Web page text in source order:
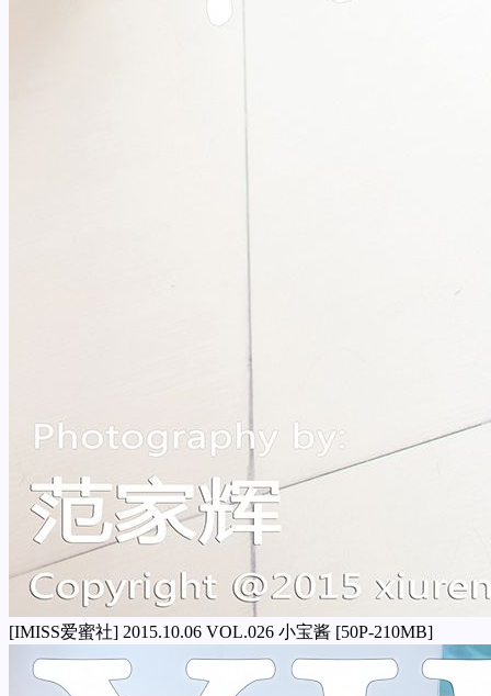
[IMISS爱蜜社] 2015.10.06 VOL.026 小宝酱 [50P-210MB]